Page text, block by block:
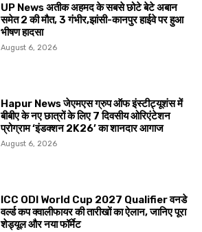
UP News अतीक अहमद के सबसे छोटे बेटे अबान
समेत 2 की मौत, 3 गंभीर,झांसी-कानपुर हाईवे पर हुआ
भीषण हादसा
August 6, 2026
Hapur News जेएमएस ग्रुप ऑफ इंस्टीट्यूशंस में
बीबीए के नए छात्रों के लिए 7 दिवसीय ओरिएंटेशन
प्रोग्राम ‘इंडक्शन 2K26’ का शानदार आगाज
August 6, 2026
ICC ODI World Cup 2027 Qualifier वनडे
वर्ल्ड कप क्वालीफायर की तारीखों का ऐलान, जानिए पूरा
शेड्यूल और नया फॉर्मेट